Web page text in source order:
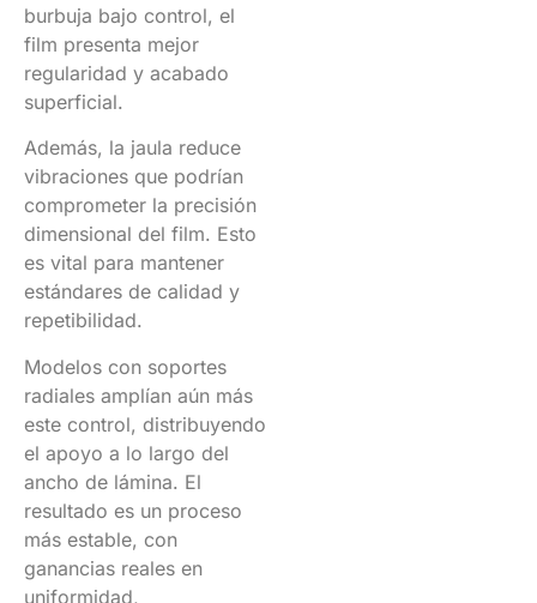
burbuja bajo control, el
film presenta mejor
regularidad y acabado
superficial.
Además, la jaula reduce
vibraciones que podrían
comprometer la precisión
dimensional del film. Esto
es vital para mantener
estándares de calidad y
repetibilidad.
Modelos con soportes
radiales amplían aún más
este control, distribuyendo
el apoyo a lo largo del
ancho de lámina. El
resultado es un proceso
más estable, con
ganancias reales en
uniformidad,